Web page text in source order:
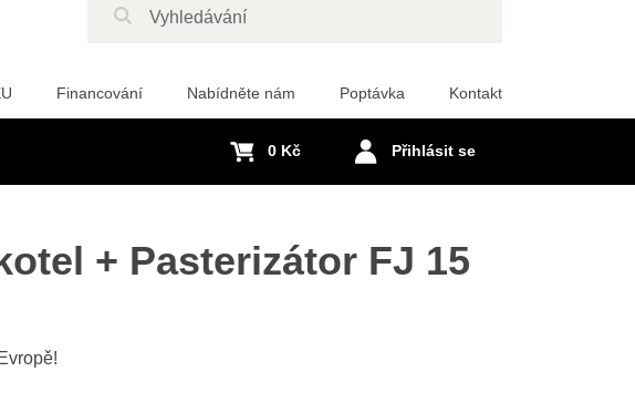
Financování Nabídněte nám Poptávka Kontakt
Přihlásit se
0 Kč
+ Pasterizátor FJ 15